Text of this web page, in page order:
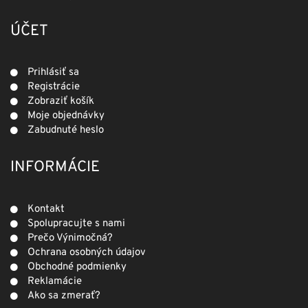
ÚČET
Prihlásiť sa
Registrácie
Zobraziť košík
Moje objednávky
Zabudnuté heslo
INFORMÁCIE
Kontakt
Spolupracujte s nami
Prečo Výnimočná?
Ochrana osobných údajov
Obchodné podmienky
Reklamácie
Ako sa zmerať?